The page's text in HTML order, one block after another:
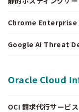
Chrome Enterprise
Google AI Threat
Oracle Cloud
OCI 請求代行サービ